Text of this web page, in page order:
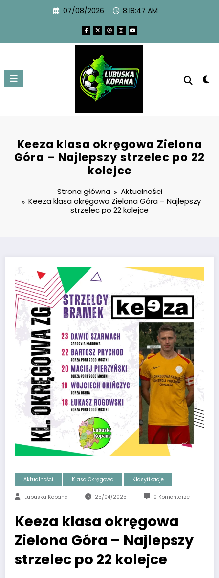
07/08/2026 8:18:48 AM
Keeza klasa okręgowa Zielona
Góra – Najlepszy strzelec po 22
kolejce
Strona główna
Aktualności
Keeza klasa okręgowa Zielona Góra – Najlepszy
strzelec po 22 kolejce
Aktualności Klasa Okręgowa Klasyfikacje
Lubuska Kopana 25/04/2025 0 Komentarze
Keeza klasa okręgowa
Zielona Góra – Najlepszy
strzelec po 22 kolejce